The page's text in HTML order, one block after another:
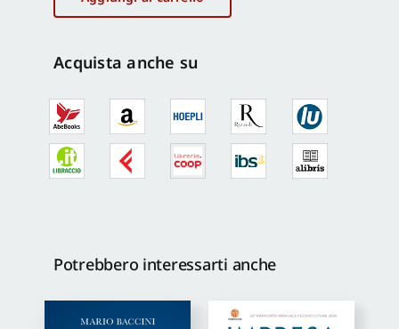
quantità
Acquista anche su
Potrebbero interessarti anche